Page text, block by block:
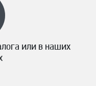
или в наших